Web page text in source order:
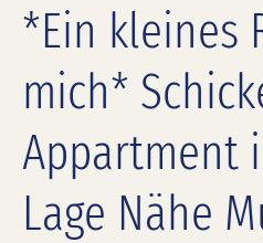
*Ein kleines
mich*
Appartment
Lage Nähe